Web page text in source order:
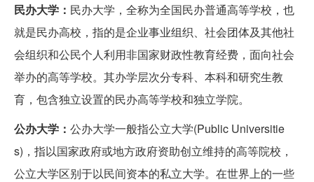
民办大学： 民办大学，全称为全国民办普通高等学校，也
就是民办高校，指的是企业事业组织、社会团体及其他社
会组织和公民个人利用非国家财政性教育经费，面向社会
举办的高等学校。其办学层次分专科、本科和研究生教
育，包含独立设置的民办高等学校和独立学院。
公办大学： 公办大学一般指公立大学(Public Universitie
s)，指以国家政府或地方政府资助创立维持的高等院校，
公立大学区别于以民间资本的私立大学。在世界上的一些